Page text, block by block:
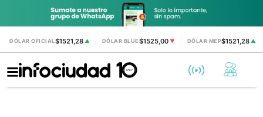
DÓLAR OFICIAL$1521,28 ▲ DÓLAR BLUE$1525,00 ▼ DÓLAR MEP$1521,28▲